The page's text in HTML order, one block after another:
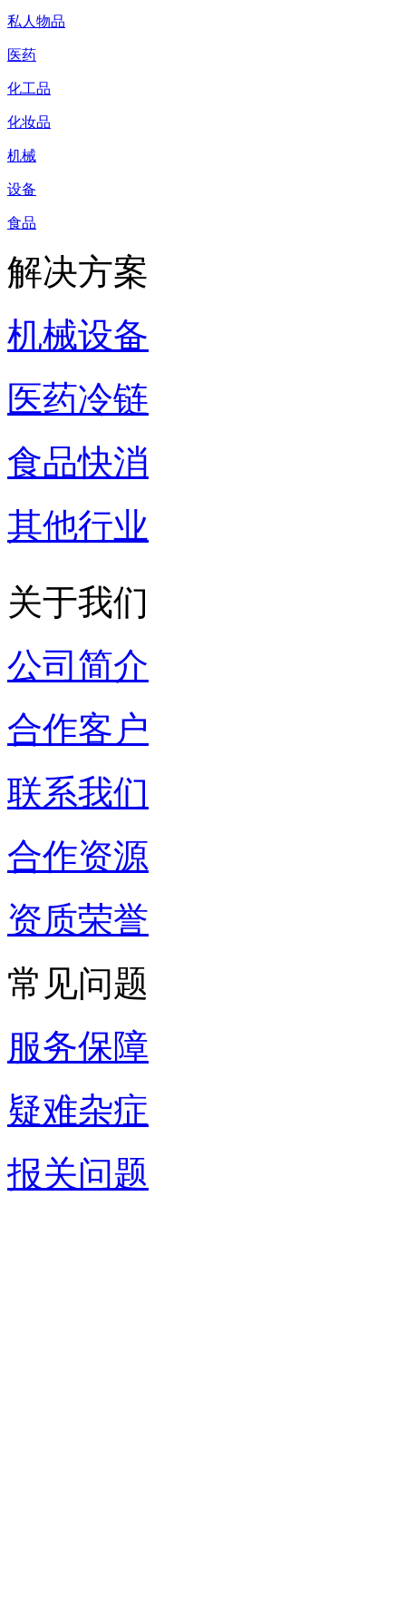
私人物品
医药
化工品
化妆品
机械
设备
食品
解决方案
机械设备
医药冷链
食品快消
其他行业
关于我们
公司简介
合作客户
联系我们
合作资源
资质荣誉
常见问题
服务保障
疑难杂症
报关问题